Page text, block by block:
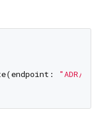
"ADR/